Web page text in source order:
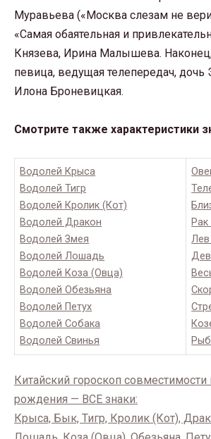
Муравьева («Москва слезам не
«Самая обаятельная и
Князева, Ирина Малышева.
певица, ведущая телепередач,
Илона Броневицкая.
Смотрите также характеристики
Водолей Крыса
Водолей Тигр
Водолей Кролик (Кот)
Водолей Дракон
Водолей Змея
Водолей Лошадь
Водолей Коза (Овца)
Водолей Обезьяна
Водолей Петух
Водолей Собака
Водолей Свинья
Китайский гороскоп совместимости
рождения — ВСЕ знаки:
Крыса, Бык, Тигр, Кролик (Кот),